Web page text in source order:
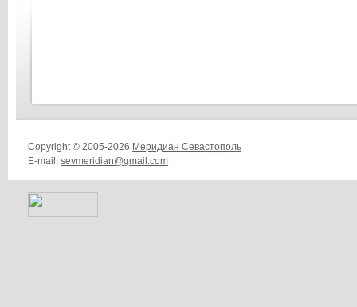
Copyright © 2005-2026 Меридиан Севастополь
E-mail: sevmeridian@gmail.com